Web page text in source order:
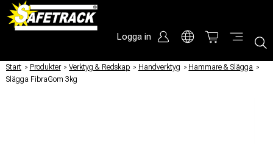
Logga in
Start / Produkter / Verktyg & Redskap / Handverktyg / Hammare & Slägga /
Slägga FibraGom 3kg